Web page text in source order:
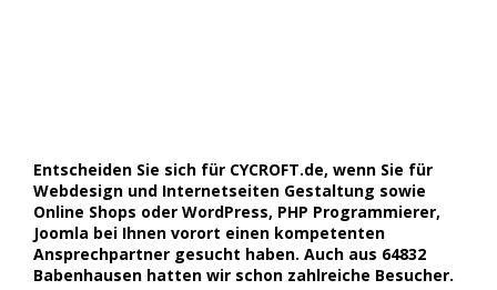
Entscheiden Sie sich für CYCROFT.de, wenn Sie für
Webdesign und Internetseiten Gestaltung sowie
Online Shops oder WordPress, PHP Programmierer,
Joomla bei Ihnen vorort einen kompetenten
Ansprechpartner gesucht haben. Auch aus 64832
Babenhausen hatten wir schon zahlreiche Besucher.